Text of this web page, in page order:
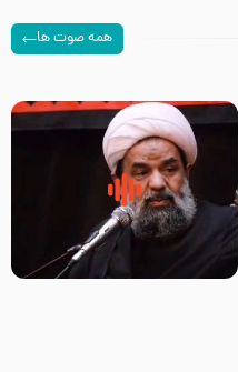
همه صوت ها
سلام جوانی که امام حسین علیه
السلام خودش جوابش را دادند